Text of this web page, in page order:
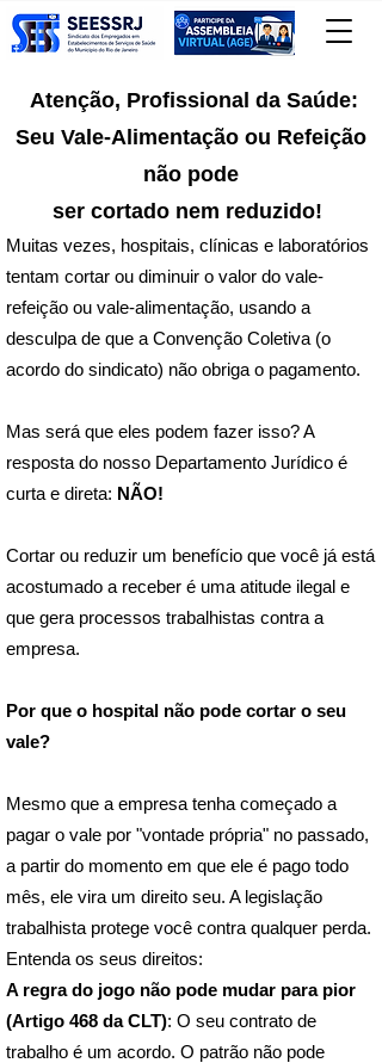
Atenção, Profissional da Saúde:
Seu Vale-Alimentação ou Refeição
não pode
ser cortado nem reduzido!
Muitas vezes, hospitais, clínicas e laboratórios
tentam cortar ou diminuir o valor do vale-
refeição ou vale-alimentação, usando a
desculpa de que a Convenção Coletiva (o
acordo do sindicato) não obriga o pagamento.
Mas será que eles podem fazer isso? A
resposta do nosso Departamento Jurídico é
curta e direta: NÃO!
Cortar ou reduzir um benefício que você já está
acostumado a receber é uma atitude ilegal e
que gera processos trabalhistas contra a
empresa.
Por que o hospital não pode cortar o seu
vale?
Mesmo que a empresa tenha começado a
pagar o vale por "vontade própria" no passado,
a partir do momento em que ele é pago todo
mês, ele vira um direito seu. A legislação
trabalhista protege você contra qualquer perda.
Entenda os seus direitos:
A regra do jogo não pode mudar para pior
(Artigo 468 da CLT): O seu contrato de
trabalho é um acordo. O patrão não pode